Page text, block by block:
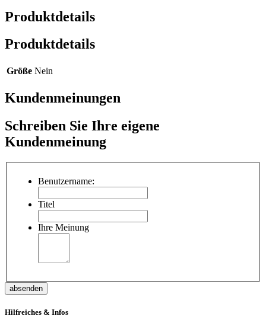
Produktdetails
Produktdetails
Größe Nein
Kundenmeinungen
Schreiben Sie Ihre eigene
Kundenmeinung
Benutzername:
Titel
Ihre Meinung
absenden
Hilfreiches & Infos